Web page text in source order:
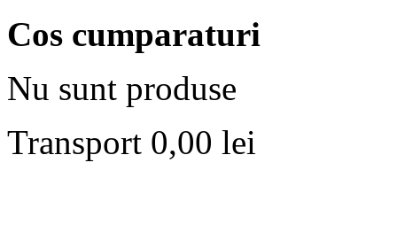
Cos cumparaturi
Nu sunt produse
Transport 0,00 lei